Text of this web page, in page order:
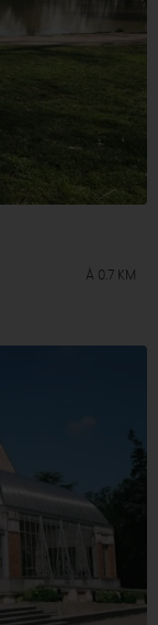
À 0.7 KM